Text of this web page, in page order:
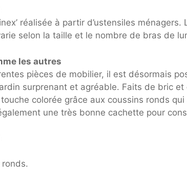
réalisée à partir d’ustensiles
selon la taille et le nombre de bras de
les autres
pièces de mobilier, il est désormais
surprenant et agréable. Faits de bric
colorée grâce aux coussins ronds
une très bonne cachette pour